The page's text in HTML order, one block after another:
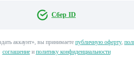
Сбер ID
аккаунт», вы принимаете публичную оферту,
соглашениеи политику конфиденциальности